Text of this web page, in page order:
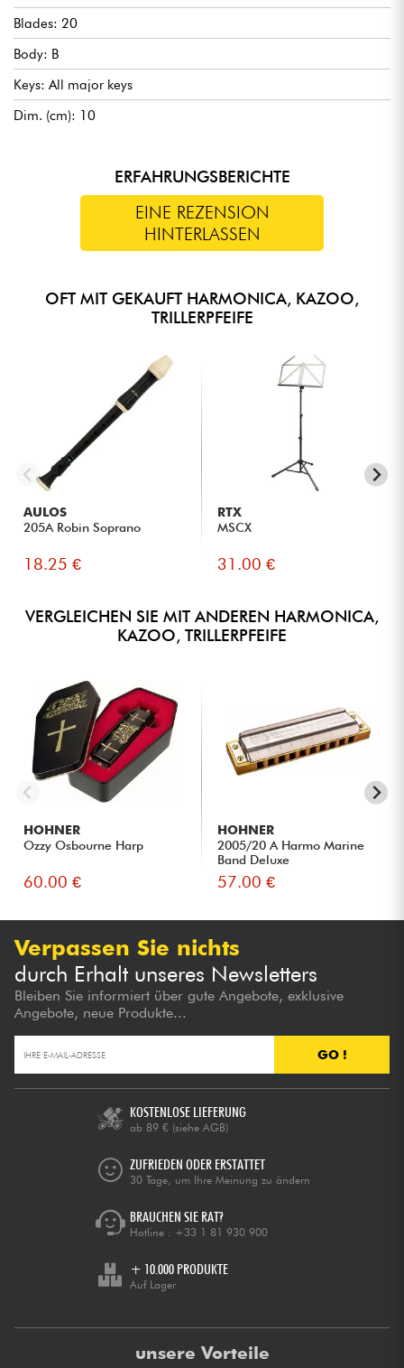
Blades: 20
Body: B
Keys: All major keys
Dim. (cm): 10
ERFAHRUNGSBERICHTE
EINE REZENSION
HINTERLASSEN
OFT MIT GEKAUFT HARMONICA, KAZOO,
TRILLERPFEIFE
AULOS
205A Robin Soprano
18.25 €
RTX
MSCX
31.00 €
VERGLEICHEN SIE MIT ANDEREN HARMONICA,
KAZOO, TRILLERPFEIFE
HOHNER
Ozzy Osbourne Harp
60.00 €
HOHNER
2005/20 A Harmo Marine
Band Deluxe
57.00 €
Verpassen Sie nichts
durch Erhalt unseres Newsletters
Bleiben Sie informiert über gute Angebote, exklusive
Angebote, neue Produkte...
GO !
KOSTENLOSE LIEFERUNG
ab 89 € (siehe AGB)
ZUFRIEDEN ODER ERSTATTET
30 Tage, um Ihre Meinung zu ändern
BRAUCHEN SIE RAT?
Hotline : +33 1 81 930 900
+ 10.000 PRODUKTE
Auf Lager
unsere Vorteile